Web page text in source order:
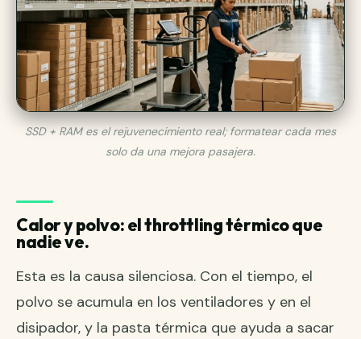
SSD + RAM es el rejuvenecimiento real; formatear cada mes
solo da una mejora pasajera.
Calor y polvo: el throttling térmico que
nadie ve.
Esta es la causa silenciosa. Con el tiempo, el
polvo se acumula en los ventiladores y en el
disipador, y la pasta térmica que ayuda a sacar